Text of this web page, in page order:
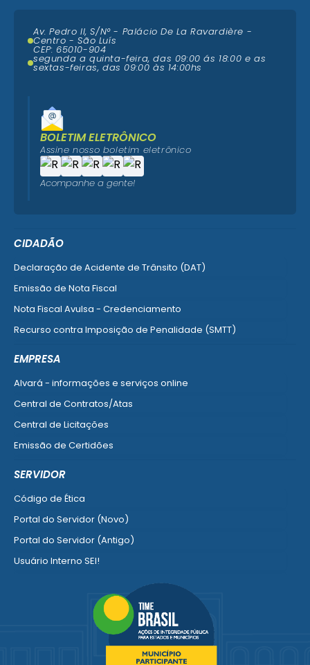
CIDADÃO
Declaração de Acidente de Trânsito (DAT)
Emissão de Nota Fiscal
Nota Fiscal Avulsa - Credenciamento
Recurso contra Imposição de Penalidade (SMTT)
EMPRESA
Alvará - informações e serviços online
Central de Contratos/Atas
Central de Licitações
Emissão de Certidões
SERVIDOR
Código de Ética
Portal do Servidor (Novo)
Portal do Servidor (Antigo)
Usuário Interno SEI!
Portal do Segurado
Manual de Gestão Patrimonial
Av. Pedro II, S/N° - Palácio De La Ravardière -
Centro - São Luís
CEP: 65010-904
segunda a quinta-feira, das 09:00 ás 18:00 e as
sextas-feiras, das 09:00 às 14:00hs
BOLETIM ELETRÔNICO
Assine nosso boletim eletrônico
Acompanhe a gente!